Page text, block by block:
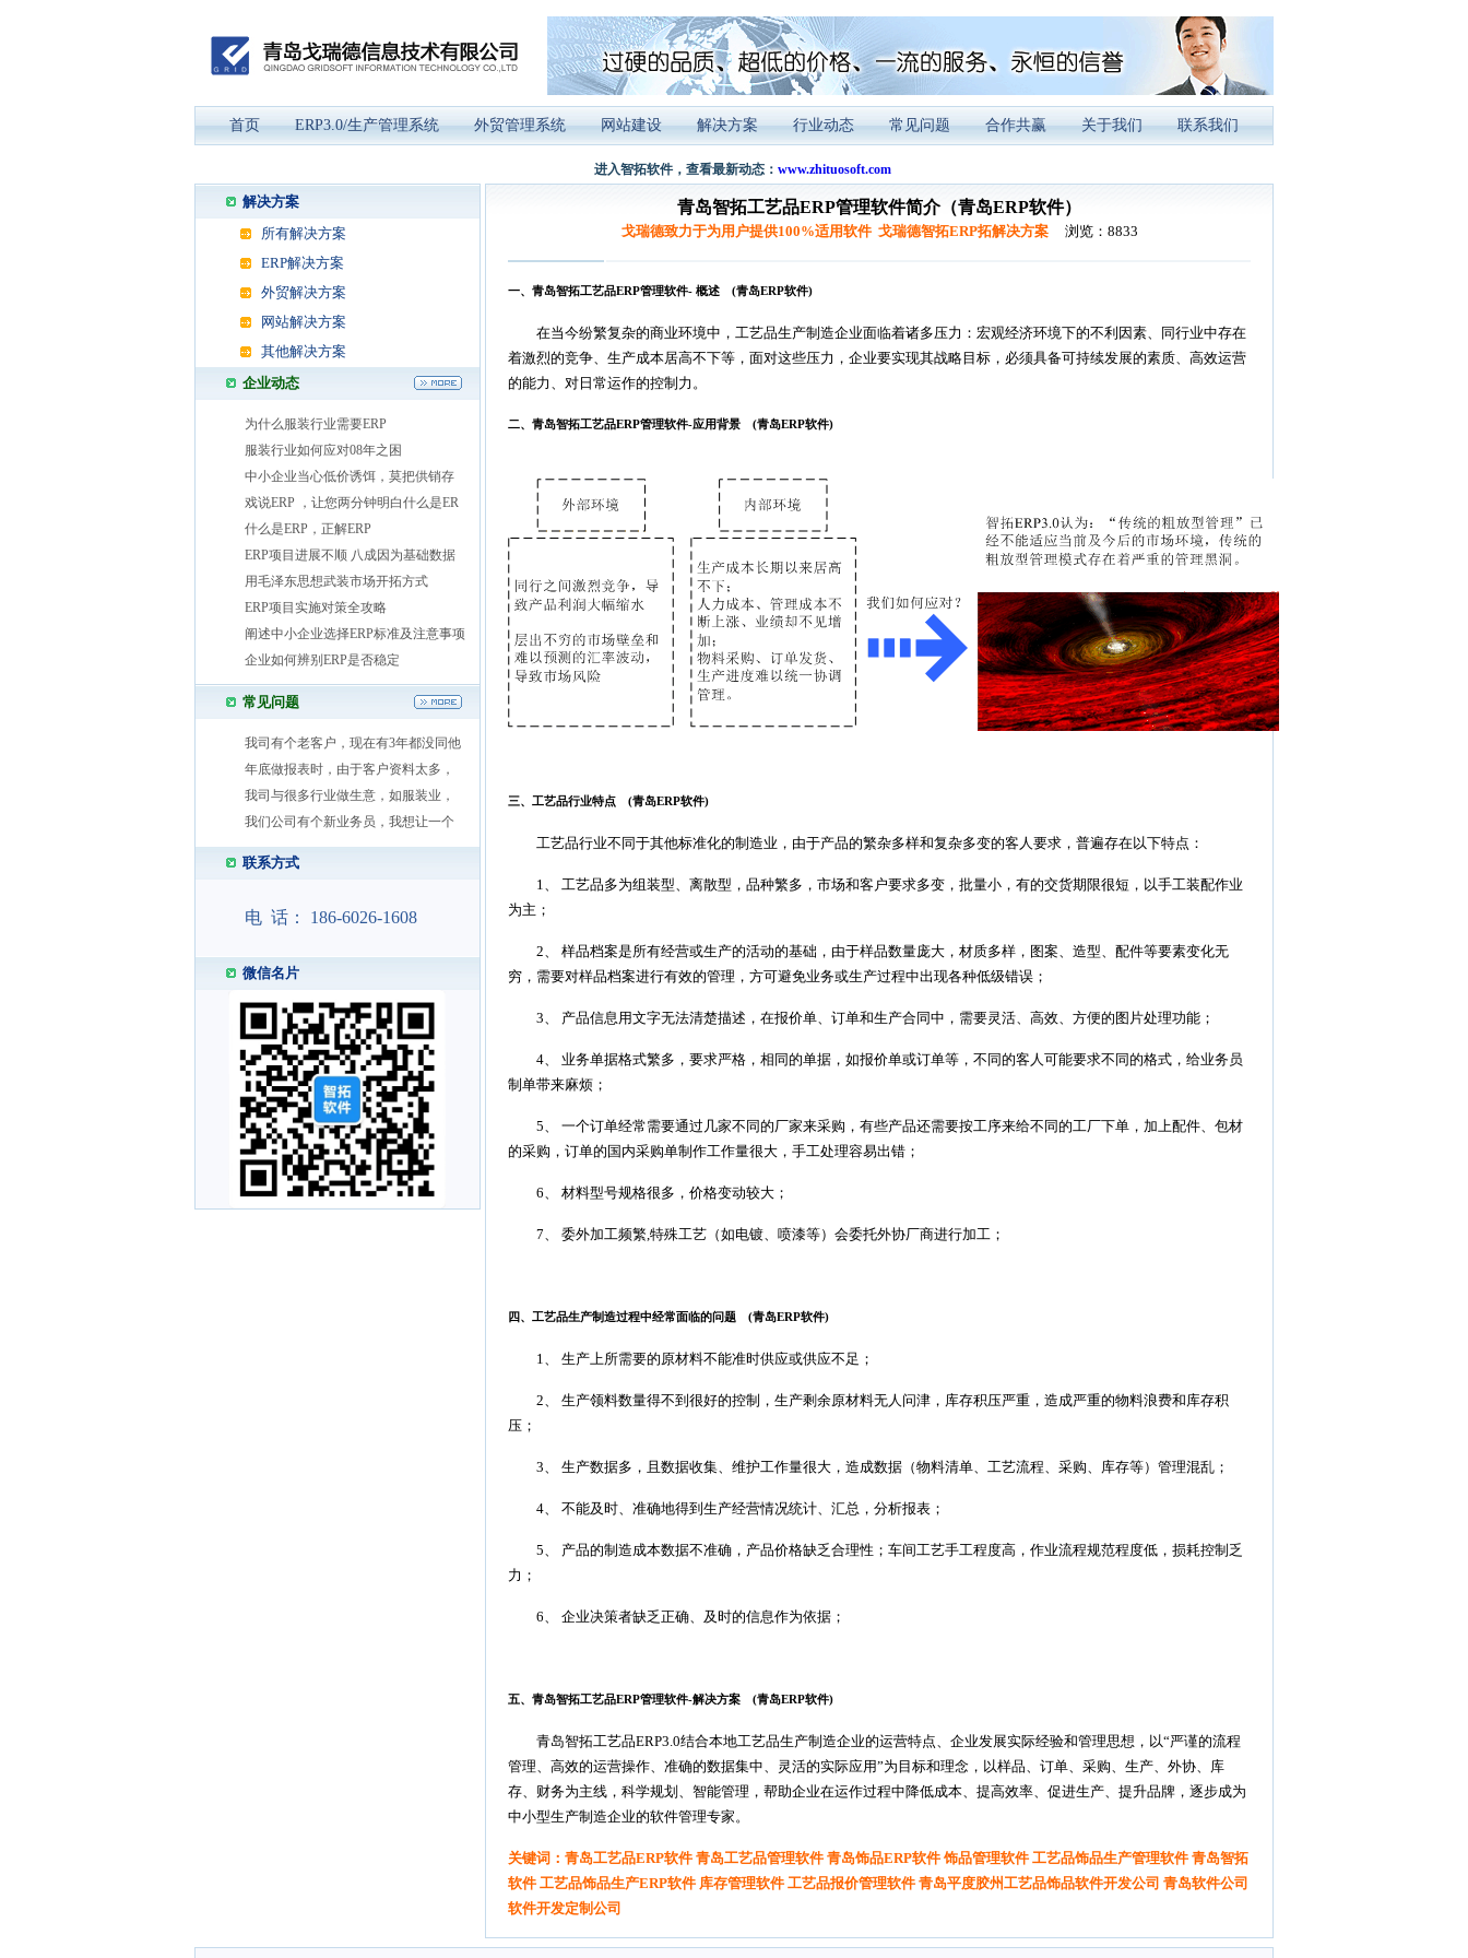
首页 ERP3.0/生产管理系统 外贸管理系统 网站建设 解决方案 行业动态 常见问题 合作共赢 关于我们 联系我们
进入智拓软件，查看最新动态： www.zhituosoft.com
青岛智拓工艺品ERP管理软件简介（青岛ERP软件）
戈瑞德致力于为用户提供100%适用软件 戈瑞德智拓ERP拓解决方案浏览：8833
一、青岛智拓工艺品ERP管理软件- 概述 (青岛ERP软件)
在当今纷繁复杂的商业环境中，工艺品生产制造企业面临着诸多压力：宏观经济环境下的不利因素、同行业中存在
着激烈的竞争、生产成本居高不下等，面对这些压力，企业要实现其战略目标，必须具备可持续发展的素质、高效运营
的能力、对日常运作的控制力。
二、青岛智拓工艺品ERP管理软件-应用背景 (青岛ERP软件)
三、工艺品行业特点 (青岛ERP软件)
工艺品行业不同于其他标准化的制造业，由于产品的繁杂多样和复杂多变的客人要求，普遍存在以下特点：
1、 工艺品多为组装型、离散型，品种繁多，市场和客户要求多变，批量小，有的交货期限很短，以手工装配作业
为主；
2、 样品档案是所有经营或生产的活动的基础，由于样品数量庞大，材质多样，图案、造型、配件等要素变化无
穷，需要对样品档案进行有效的管理，方可避免业务或生产过程中出现各种低级错误；
3、 产品信息用文字无法清楚描述，在报价单、订单和生产合同中，需要灵活、高效、方便的图片处理功能；
4、 业务单据格式繁多，要求严格，相同的单据，如报价单或订单等，不同的客人可能要求不同的格式，给业务员
制单带来麻烦；
5、 一个订单经常需要通过几家不同的厂家来采购，有些产品还需要按工序来给不同的工厂下单，加上配件、包材
的采购，订单的国内采购单制作工作量很大，手工处理容易出错；
6、 材料型号规格很多，价格变动较大；
7、 委外加工频繁,特殊工艺（如电镀、喷漆等）会委托外协厂商进行加工；
四、工艺品生产制造过程中经常面临的问题 (青岛ERP软件)
1、 生产上所需要的原材料不能准时供应或供应不足；
2、 生产领料数量得不到很好的控制，生产剩余原材料无人问津，库存积压严重，造成严重的物料浪费和库存积
压；
3、 生产数据多，且数据收集、维护工作量很大，造成数据（物料清单、工艺流程、采购、库存等）管理混乱；
4、 不能及时、准确地得到生产经营情况统计、汇总，分析报表；
5、 产品的制造成本数据不准确，产品价格缺乏合理性；车间工艺手工程度高，作业流程规范程度低，损耗控制乏
力；
6、 企业决策者缺乏正确、及时的信息作为依据；
五、青岛智拓工艺品ERP管理软件-解决方案 (青岛ERP软件)
青岛智拓工艺品ERP3.0结合本地工艺品生产制造企业的运营特点、企业发展实际经验和管理思想，以“严谨的流程
管理、高效的运营操作、准确的数据集中、灵活的实际应用”为目标和理念， 以样品、订单、采购、生产、外协、库
存、财务为主线，科学规划、智能管理 ，帮助企业在运作过程中降低成本、提高效率、促进生产、提升品牌，逐步成为
中小型生产制造企业的软件管理专家。
关键词：青岛工艺品ERP软件 青岛工艺品管理软件 青岛饰品ERP软件 饰品管理软件 工艺品饰品生产管理软件 青岛智拓
软件 工艺品饰品生产ERP软件 库存管理软件 工艺品报价管理软件 青岛平度胶州工艺品饰品软件开发公司 青岛软件公司
软件开发定制公司
解决方案
所有解决方案
ERP解决方案
外贸解决方案
网站解决方案
其他解决方案
企业动态
为什么服装行业需要ERP
服装行业如何应对08年之困
中小企业当心低价诱饵，莫把供销存
戏说ERP ，让您两分钟明白什么是ER
什么是ERP，正解ERP
ERP项目进展不顺 八成因为基础数据
用毛泽东思想武装市场开拓方式
ERP项目实施对策全攻略
阐述中小企业选择ERP标准及注意事项
企业如何辨别ERP是否稳定
常见问题
我司有个老客户，现在有3年都没同他
年底做报表时，由于客户资料太多，
我司与很多行业做生意，如服装业，
我们公司有个新业务员，我想让一个
联系方式
电 话： 186-6026-1608
微信名片